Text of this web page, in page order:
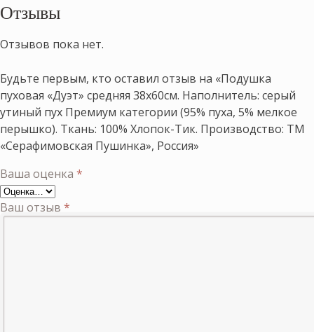
Отзывы
Отзывов пока нет.
Будьте первым, кто оставил отзыв на «Подушка
пуховая «Дуэт» средняя 38х60см. Наполнитель: серый
утиный пух Премиум категории (95% пуха, 5% мелкое
перышко). Ткань: 100% Хлопок-Тик. Производство: ТМ
«Серафимовская Пушинка», Россия»
Ваша оценка *
Ваш отзыв *